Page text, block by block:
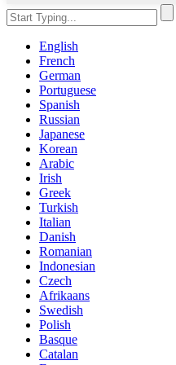
English
French
German
Portuguese
Spanish
Russian
Japanese
Korean
Arabic
Irish
Greek
Turkish
Italian
Danish
Romanian
Indonesian
Czech
Afrikaans
Swedish
Polish
Basque
Catalan